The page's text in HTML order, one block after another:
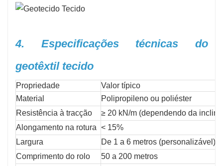
4. Especificações técnicas do
geotêxtil tecido
Propriedade
Valor típico
Material
Polipropileno ou poliéster
Resistência à tracção
≥ 20 kN/m (dependendo da
Alongamento na rotura < 15%
Largura
De 1 a 6 metros (personalizável)
Comprimento do rolo
50 a 200 metros